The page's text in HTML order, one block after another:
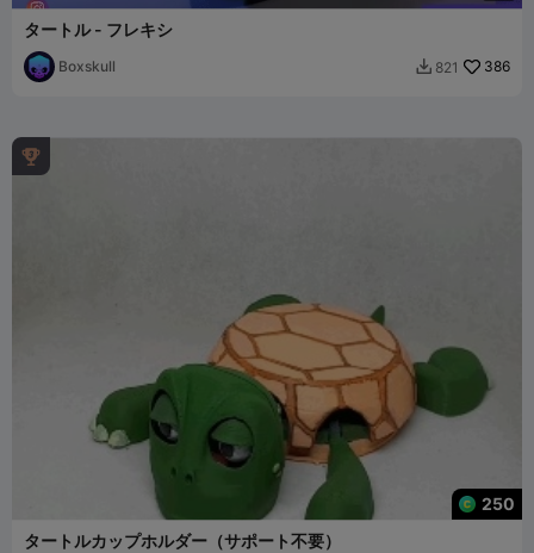
タートル - フレキシ
Boxskull  821 386
250

タートルカップホルダー（サポート不要）